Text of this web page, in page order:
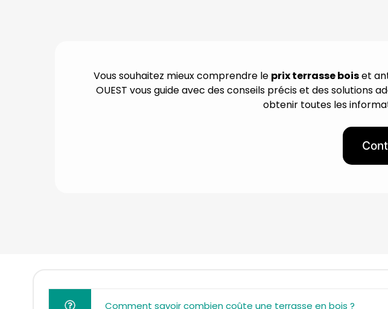
Vous souhaitez mieux comprendre le prix terrasse boiset
OUEST vous guide avec des conseils précis et des solutions
obtenir toutes les
Comment savoir combien coûte une terrasse en bois ?